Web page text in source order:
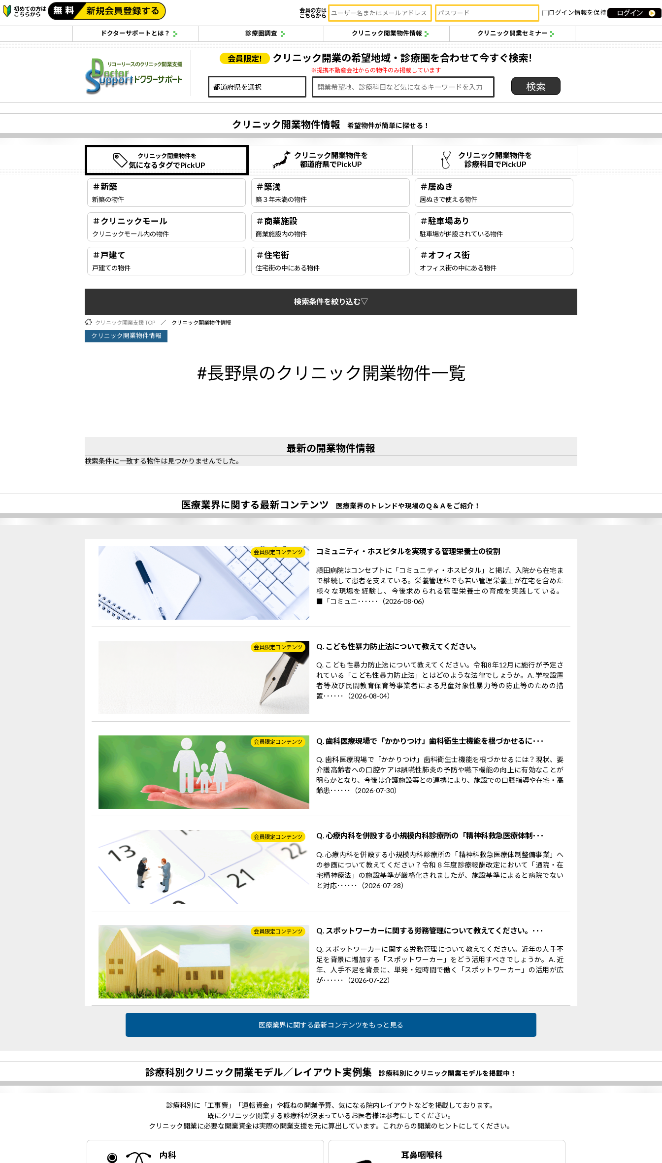
初めての方は
こちらから
会員の方は
こちらから
ログイン情報を保持
ドクターサポートとは？ 診療圏調査 クリニック開業物件情報 クリニック開業セミナー
会員限定! クリニック開業の希望地域・診療圏を合わせて今すぐ検索!
※提携不動産会社からの物件のみ掲載しています
クリニック開業物件情報 希望物件が簡単に探せる！
クリニック開業物件を
気になるタグでPickUP
クリニック開業物件を
都道府県でPickUP
クリニック開業物件を
診療科目でPickUP
＃新築
新築の物件
＃築浅
築３年未満の物件
＃居ぬき
居ぬきで使える物件
＃クリニックモール
クリニックモール内の物件
＃商業施設
商業施設内の物件
＃駐車場あり
駐車場が併設されている物件
＃戸建て
戸建ての物件
＃住宅街
住宅街の中にある物件
＃オフィス街
オフィス街の中にある物件
検索条件を絞り込む▽
クリニック開業支援 TOP クリニック開業物件情報
クリニック開業物件情報
#長野県のクリニック開業物件一覧
最新の開業物件情報
検索条件に一致する物件は見つかりませんでした。
医療業界に関する最新コンテンツ 医療業界のトレンドや現場のＱ＆Ａをご紹介！
会員限定コンテンツ コミュニティ・ホスピタルを実現する管理栄養士の役割
頴田病院はコンセプトに「コミュニティ・ホスピタル」と掲げ、入院から在宅ま
で継続して患者を支えている。栄養管理科でも若い管理栄養士が在宅を含めた
様々な現場を経験し、今後求められる管理栄養士の育成を実践している。
■「コミュニ･･････（2026-08-06）
会員限定コンテンツ Q. こども性暴力防止法について教えてください。
Q. こども性暴力防止法について教えてください。令和8年12月に施行が予定さ
れている「こども性暴力防止法」とはどのような法律でしょうか。A. 学校設置
者等及び民間教育保育等事業者による児童対象性暴力等の防止等のための措
置･･････（2026-08-04）
会員限定コンテンツ Q. 歯科医療現場で「かかりつけ」歯科衛生士機能を根づかせるに･･･
Q. 歯科医療現場で「かかりつけ」歯科衛生士機能を根づかせるには？現状、要
介護高齢者への口腔ケアは誤嚥性肺炎の予防や嚥下機能の向上に有効なことが
明らかとなり、今後は介護施設等との連携により、施設での口腔指導や在宅・高
齢患･･････（2026-07-30）
会員限定コンテンツ Q. 心療内科を併設する小規模内科診療所の「精神科救急医療体制･･･
Q. 心療内科を併設する小規模内科診療所の「精神科救急医療体制整備事業」へ
の参画について教えてください？令和８年度診療報酬改定において「通院・在
宅精神療法」の施設基準が厳格化されましたが、施設基準によると病院でない
と対応･･････（2026-07-28）
会員限定コンテンツ Q. スポットワーカーに関する労務管理について教えてください。･･･
Q. スポットワーカーに関する労務管理について教えてください。近年の人手不
足を背景に増加する「スポットワーカー」をどう活用すべきでしょうか。A. 近
年、人手不足を背景に、単発・短時間で働く「スポットワーカー」の活用が広
が･･････（2026-07-22）
医療業界に関する最新コンテンツをもっと見る
診療科別クリニック開業モデル／レイアウト実例集 診療科別にクリニック開業モデルを掲載中！
診療科別に「工事費」「運転資金」や概ねの開業予算、気になる院内レイアウトなどを掲載しております。
既にクリニック開業する診療科が決まっているお医者様は参考にしてください。
クリニック開業に必要な開業資金は実際の開業支援を元に算出しています。これからの開業のヒントにしてください。
内科 耳鼻咽喉科